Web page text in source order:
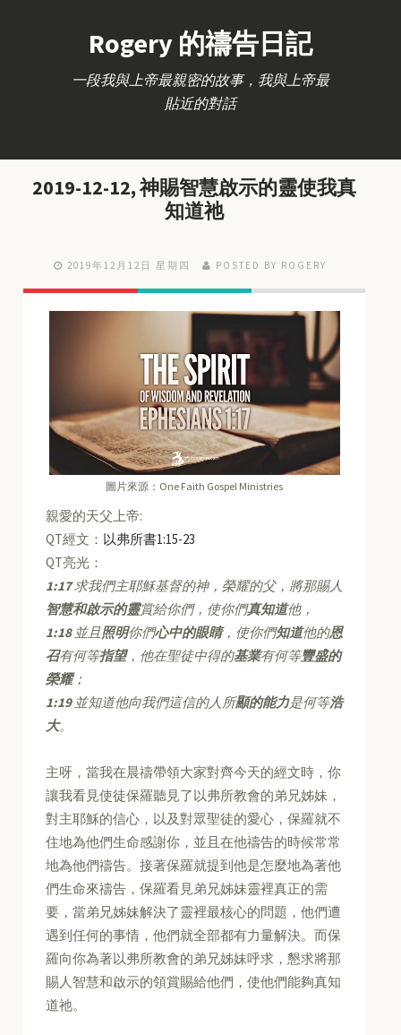
Rogery 的禱告日記
一段我與上帝最親密的故事，我與上帝最
貼近的對話
2019-12-12, 神賜智慧啟示的靈使我真
知道祂
2019年12月12日 星期四 POSTED BY ROGERY
圖片來源：One Faith Gospel Ministries
親愛的天父上帝:
QT經文： 以弗所書1:15-23
QT亮光：
1:17求我們主耶穌基督的神，榮耀的父，將那賜人
智慧和啟示的靈賞給你們，使你們真知道他，
1:18並且照明你們心中的眼睛，使你們知道他的恩
召有何等指望，他在聖徒中得的基業有何等豐盛的
榮耀；
1:19並知道他向我們這信的人所顯的能力是何等浩
大。
主呀，當我在晨禱帶領大家對齊今天的經文時，你
讓我看見使徒保羅聽見了以弗所教會的弟兄姊妹，
對主耶穌的信心，以及對眾聖徒的愛心，保羅就不
住地為他們生命感謝你，並且在他禱告的時候常常
地為他們禱告。接著保羅就提到他是怎麼地為著他
們生命來禱告，保羅看見弟兄姊妹靈裡真正的需
要，當弟兄姊妹解決了靈裡最核心的問題，他們遭
遇到任何的事情，他們就全部都有力量解決。而保
羅向你為著以弗所教會的弟兄姊妹呼求，懇求將那
賜人智慧和啟示的領賞賜給他們，使他們能夠真知
道祂。